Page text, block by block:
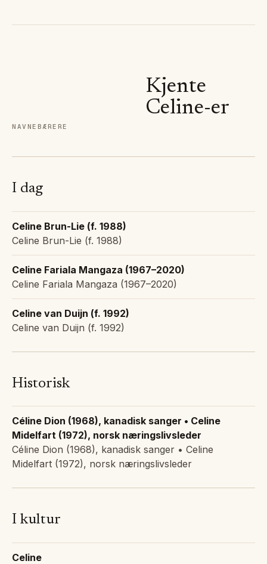
NAVNEBÆRERE
Kjente
Celine-er
I dag
Celine Brun-Lie (f. 1988)
Celine Brun-Lie (f. 1988)
Celine Fariala Mangaza (1967–2020)
Celine Fariala Mangaza (1967–2020)
Celine van Duijn (f. 1992)
Celine van Duijn (f. 1992)
Historisk
Céline Dion (1968), kanadisk sanger • Celine
Midelfart (1972), norsk næringslivsleder
Céline Dion (1968), kanadisk sanger • Celine
Midelfart (1972), norsk næringslivsleder
I kultur
Celine